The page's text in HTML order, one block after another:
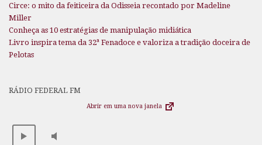
Circe: o mito da feiticeira da Odisseia recontado por Madeline
Miller
Conheça as 10 estratégias de manipulação midiática
Livro inspira tema da 32ª Fenadoce e valoriza a tradição doceira de
Pelotas
RÁDIO FEDERAL FM
Abrir em uma nova janela